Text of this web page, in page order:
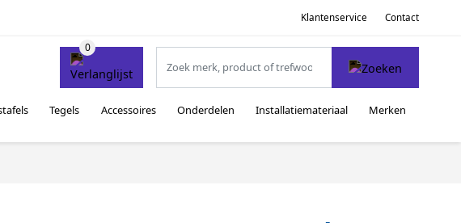
Klantenservice Contact
Tegels Accessoires Onderdelen Installatiemateriaal Merken